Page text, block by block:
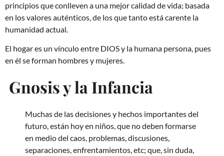
principios que conlleven a una mejor calidad de vida; basada
en los valores auténticos, de los que tanto está carente la
humanidad actual.
El hogar es un vínculo entre DIOS y la humana persona, pues
en él se forman hombres y mujeres.
Gnosis y la Infancia
Muchas de las decisiones y hechos importantes del
futuro, están hoy en niños, que no deben formarse
en medio del caos, problemas, discusiones,
separaciones, enfrentamientos, etc; que, sin duda,